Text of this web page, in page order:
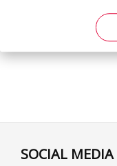
SOCIAL MEDIA